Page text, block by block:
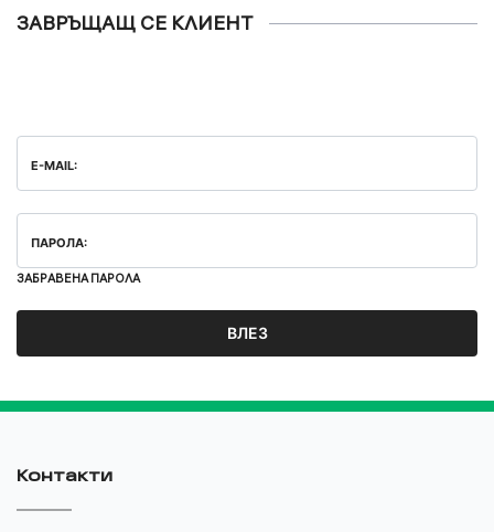
ЗАВРЪЩАЩ СЕ КЛИЕНТ
ЗАБРАВЕНА ПАРОЛА
Контакти